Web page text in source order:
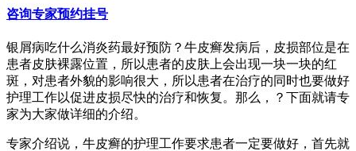
咨询专家预约挂号
银屑病吃什么消炎药最好预防？牛皮癣发病后，皮损部位是在
患者皮肤裸露位置，所以患者的皮肤上会出现一块一块的红
斑，对患者外貌的影响很大，所以患者在治疗的同时也要做好
护理工作以促进皮损尽快的治疗和恢复。那么，？下面就请专
家为大家做详细的介绍。
专家介绍说，牛皮癣的护理工作要求患者一定要做好，首先就